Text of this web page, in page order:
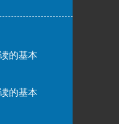
的基本
的基本